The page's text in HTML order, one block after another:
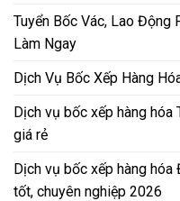
Tuyển Bốc Vác, Lao
Làm Ngay
Dịch Vụ Bốc Xếp Hàng
Dịch vụ bốc xếp hàng
giá rẻ
Dịch vụ bốc xếp hàng hóa
tốt, chuyên nghiệp 2026